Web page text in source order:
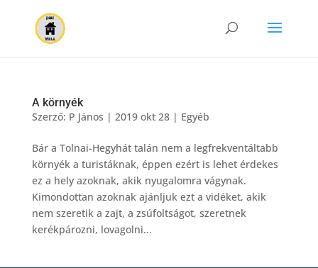
A környék
Szerző: P János | 2019 okt 28| Egyéb
Bár a Tolnai-Hegyhát talán nem a legfrekventáltabb
környék a turistáknak, éppen ezért is lehet érdekes
ez a hely azoknak, akik nyugalomra vágynak.
Kimondottan azoknak ajánljuk ezt a vidéket, akik
nem szeretik a zajt, a zsúfoltságot, szeretnek
kerékpározni, lovagolni...